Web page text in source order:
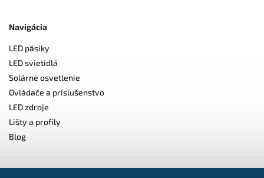
Navigácia
LED pásiky
LED svietidlá
Solárne osvetlenie
Ovládače a príslušenstvo
LED zdroje
Lišty a profily
Blog